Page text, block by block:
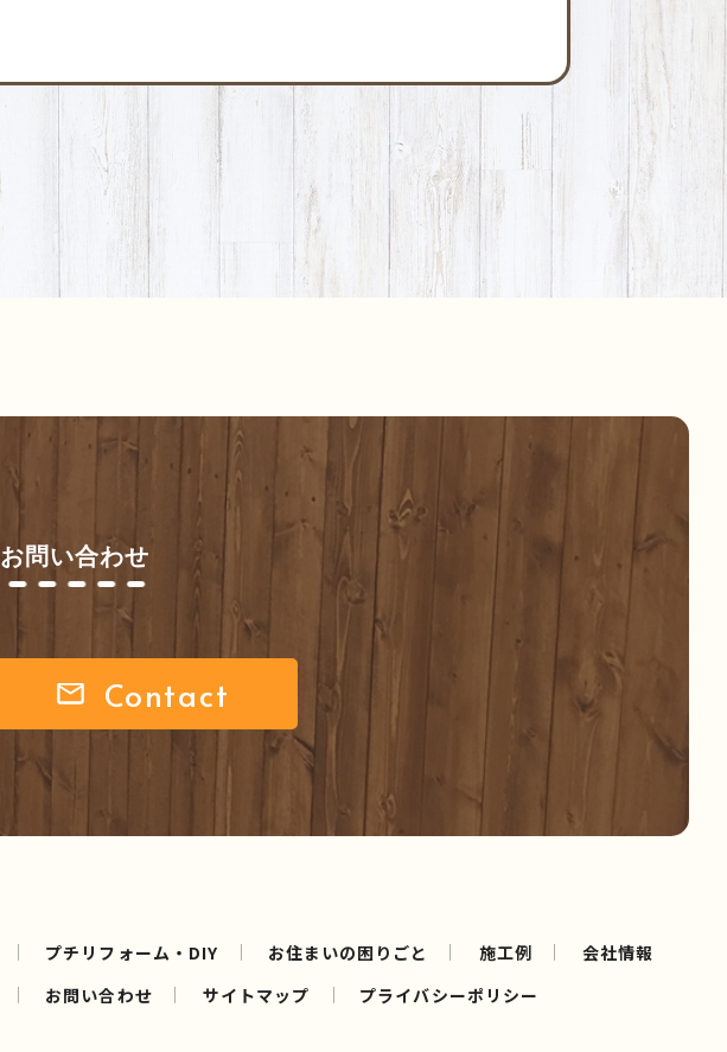
お問い合わせ
Contact
プチリフォーム・DIY お住まいの困りごと 施工例
会社情報
お問い合わせ サイトマップ プライバシーポリシー